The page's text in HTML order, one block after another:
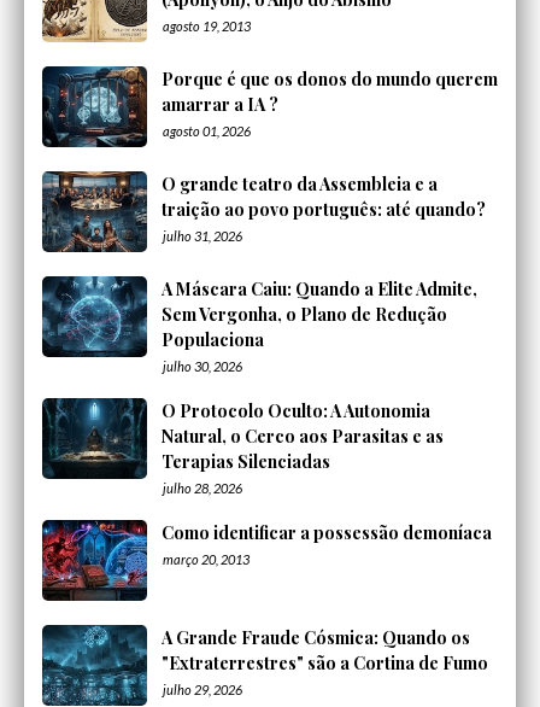
agosto 19, 2013
Porque é que os donos do mundo querem
amarrar a IA ?
agosto 01, 2026
O grande teatro da Assembleia e a
traição ao povo português: até quando?
julho 31, 2026
A Máscara Caiu: Quando a Elite Admite,
Sem Vergonha, o Plano de Redução
Populaciona
julho 30, 2026
O Protocolo Oculto: A Autonomia
Natural, o Cerco aos Parasitas e as
Terapias Silenciadas
julho 28, 2026
Como identificar a possessão demoníaca
março 20, 2013
A Grande Fraude Cósmica: Quando os
"Extraterrestres" são a Cortina de Fumo
julho 29, 2026